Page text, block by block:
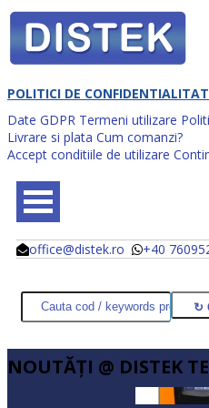
POLITICI DE
Date GDPR Termeni utilizare
Livrare si plata Cum comanzi?
Accept conditiile de utilizare
office@distek.ro +40
@
@
NOUTĂŢI @ DISTEK